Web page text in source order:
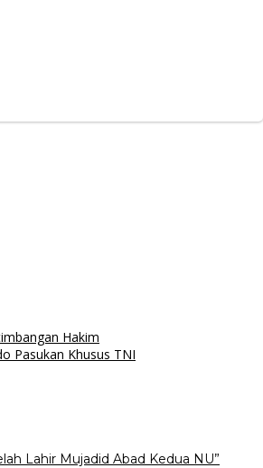
Hakim
Pasukan Khusus TNI
Lahir Mujadid Abad Kedua NU”